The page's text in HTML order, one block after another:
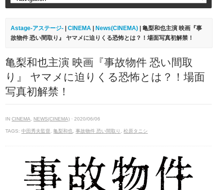
Astage-アステージ- |CINEMA News(CINEMA) | 亀梨和也主演 映画『事
故物件 恐い間取り』 ヤマメに迫りくる恐怖とは？！場面写真初解禁！
亀梨和也主演 映画『事故物件 恐い間取
り』 ヤマメに迫りくる恐怖とは？！場面
写真初解禁！
INCINEMA NEWS(CINEMA) · 2020/06/06
TAGS:中田秀夫監督 ,亀梨和也 ,事故物件 恐い間取り ,松原タニシ